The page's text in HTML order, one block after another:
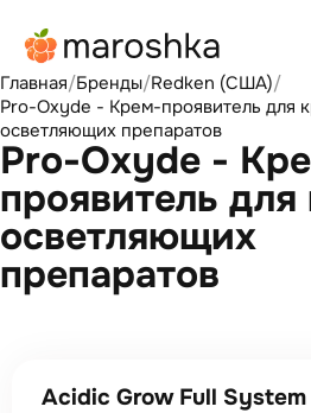
Главная/Бренды/Redken (США)/
Pro-Oxyde - Крем-проявитель для
осветляющих препаратов
Pro-Oxyde -
проявитель для
осветляющих
препаратов
Acidic Grow Full